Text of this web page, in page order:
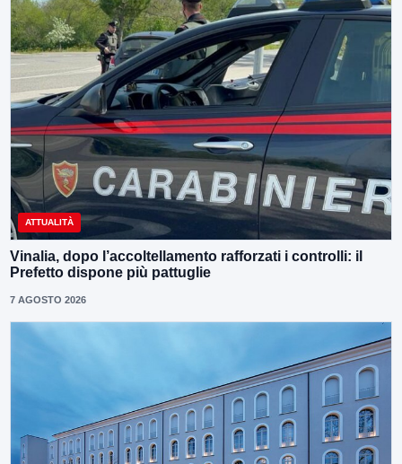
ATTUALITÀ
Vinalia, dopo l’accoltellamento rafforzati i controlli: il
Prefetto dispone più pattuglie
7 AGOSTO 2026